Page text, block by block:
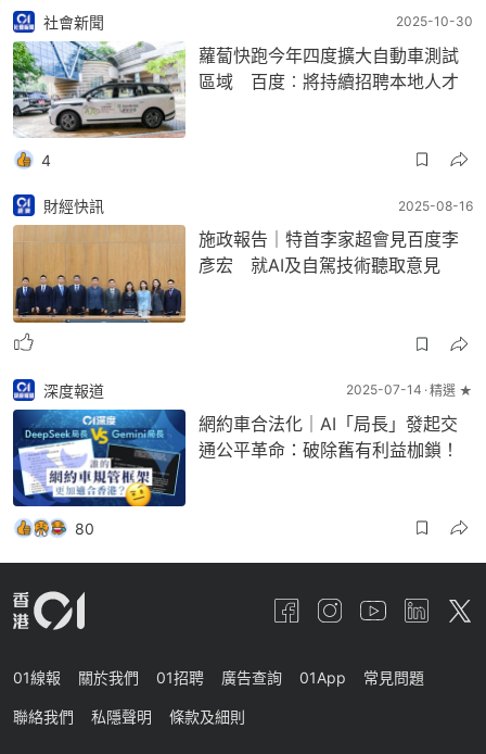
社會新聞 2025-10-30
蘿蔔快跑今年四度擴大自動車測試
區域 百度︰將持續招聘本地人才
4
財經快訊 2025-08-16
施政報告｜特首李家超會見百度李
彥宏 就AI及自駕技術聽取意見
深度報道 2025-07-14 精選 ★
網約車合法化｜AI「局長」發起交
通公平革命：破除舊有利益枷鎖！
80
01線報 關於我們 01招聘 廣告查詢 01App 常見問題
聯絡我們 私隱聲明 條款及細則